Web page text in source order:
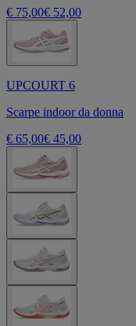
€ 75,00€ 52,00
UPCOURT 6
Scarpe indoor da donna
€ 65,00€ 45,00